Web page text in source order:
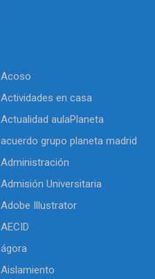
Acoso
Actividades en casa
Actualidad aulaPlaneta
acuerdo grupo planeta madrid
Administración
Admisión Universitaria
Adobe Illustrator
AECID
ágora
Aislamiento